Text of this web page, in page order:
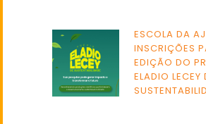
ESCOLA DA
INSCRIÇÕES
EDIÇÃO DO
ELADIO LECEY